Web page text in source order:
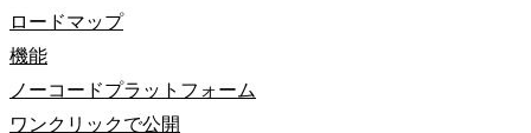
ロードマップ
機能
ノーコードプラットフォーム
ワンクリックで公開